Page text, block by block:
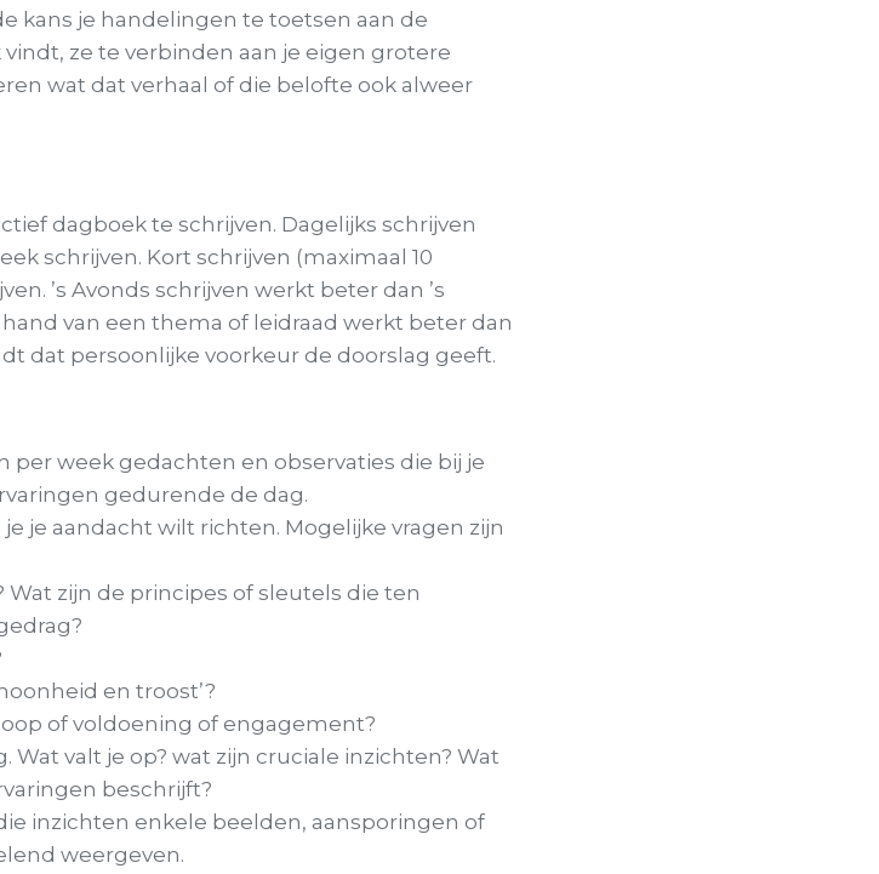
kans je handelingen te toetsen aan de
ze te verbinden aan je eigen grotere
wat dat verhaal of die belofte ook alweer
dagboek te schrijven. Dagelijks schrijven
schrijven. Kort schrijven (maximaal 10
’s Avonds schrijven werkt beter dan ’s
van een thema of leidraad werkt beter dan
dat persoonlijke voorkeur de doorslag geeft.
per week gedachten en observaties die bij je
gedurende de dag.
je aandacht wilt richten. Mogelijke vragen zijn
Wat zijn de principes of sleutels die ten
en troost’?
of voldoening of engagement?
valt je op? wat zijn cruciale inzichten? Wat
beschrijft?
inzichten enkele beelden, aansporingen of
weergeven.